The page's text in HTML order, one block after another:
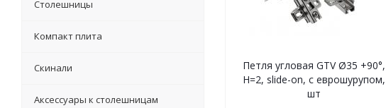
Петля угловая GTV Ø35 +90°,
H=2, slide-on, с еврошурупом,
шт
Столешницы
Компакт плита
Скинали
Аксессуары к столешницам